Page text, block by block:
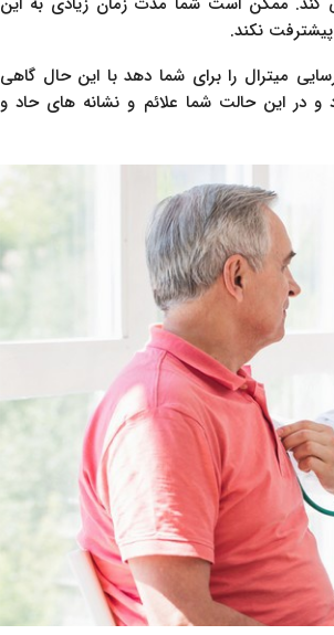
نکند.
میترال را برای شما دهد با این حال گاهی
و در این حالت شما علائم و نشانه های حاد و